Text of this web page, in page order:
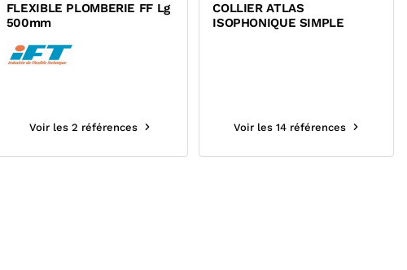
FLEXIBLE PLOMBERIE FF Lg
500mm
Voir les 2 références
COLLIER ATLAS
ISOPHONIQUE SIMPLE
Voir les 14 références